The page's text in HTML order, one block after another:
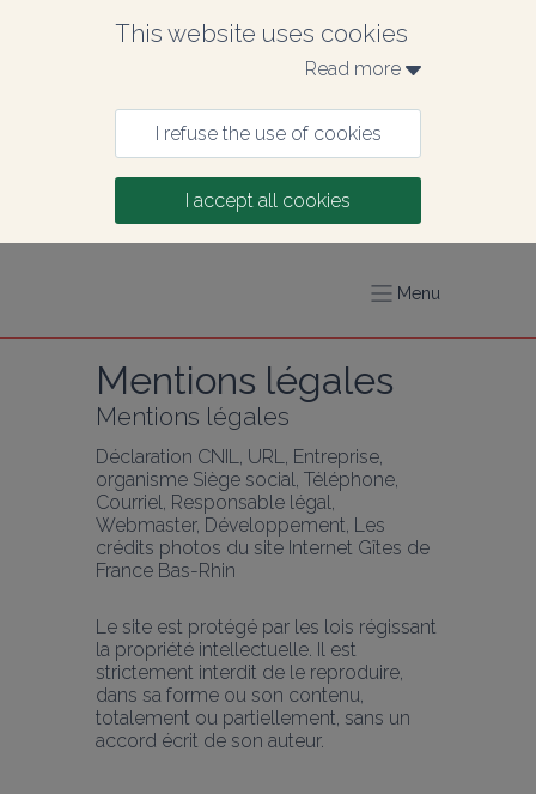
This website uses cookies
Read more
I refuse the use of cookies
I accept all cookies
Menu
Mentions légales
Mentions légales
Déclaration CNIL, URL, Entreprise,
organisme Siège social, Téléphone,
Courriel, Responsable légal,
Webmaster, Développement, Les
crédits photos du site Internet Gîtes de
France Bas-Rhin
Le site est protégé par les lois régissant
la propriété intellectuelle. Il est
strictement interdit de le reproduire,
dans sa forme ou son contenu,
totalement ou partiellement, sans un
accord écrit de son auteur.